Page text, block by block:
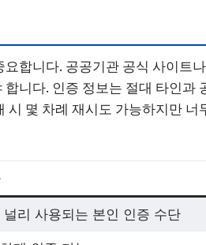
합니다. 공공기관 공식 사이트
니다. 인증 정보는 절대 타인과
몇 차례 재시도 가능하지만 너
널리 사용되는 본인 인증 수단